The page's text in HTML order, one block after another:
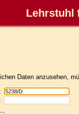
Lehrstuhl
Daten anzusehen,